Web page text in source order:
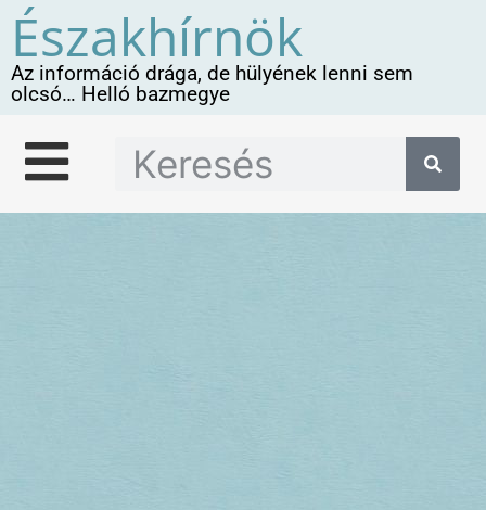
Északhírnök
Az információ drága, de hülyének lenni sem
olcsó… Helló bazmegye